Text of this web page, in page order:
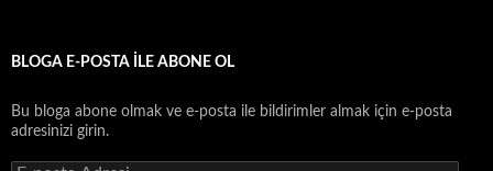
BLOGA E-POSTA ILE ABONE OL
Bu bloga abone olmak ve e-posta ile bildirimler almak için e-posta
adresinizi girin.